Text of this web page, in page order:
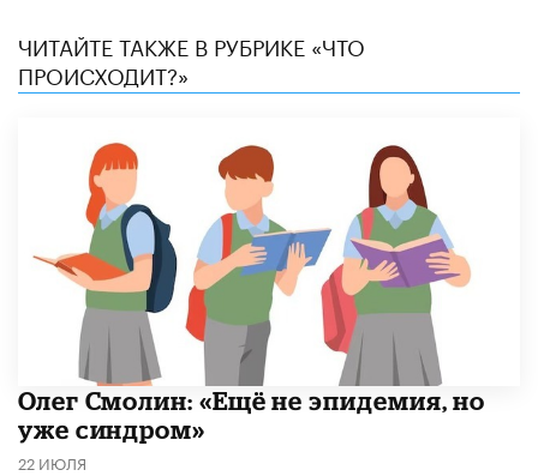
ЧИТАЙТЕ ТАКЖЕ В РУБРИКЕ «ЧТО
ПРОИСХОДИТ?»
​Олег Смолин: «Ещё не эпидемия, но
уже синдром»
22 ИЮЛЯ